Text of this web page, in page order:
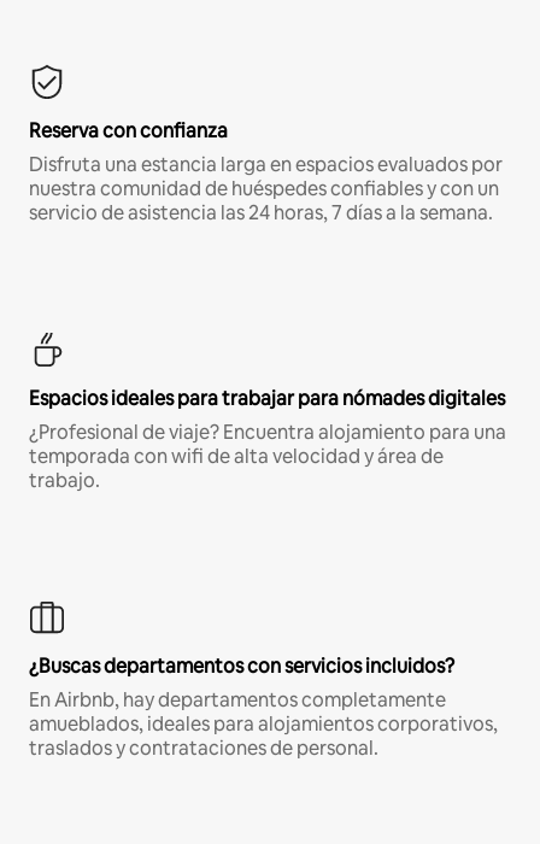
Reserva con confianza
Disfruta una estancia larga en espacios evaluados por
nuestra comunidad de huéspedes confiables y con un
servicio de asistencia las 24 horas, 7 días a la semana.
Espacios ideales para trabajar para nómades digitales
¿Profesional de viaje? Encuentra alojamiento para una
temporada con wifi de alta velocidad y área de
trabajo.
¿Buscas departamentos con servicios incluidos?
En Airbnb, hay departamentos completamente
amueblados, ideales para alojamientos corporativos,
traslados y contrataciones de personal.